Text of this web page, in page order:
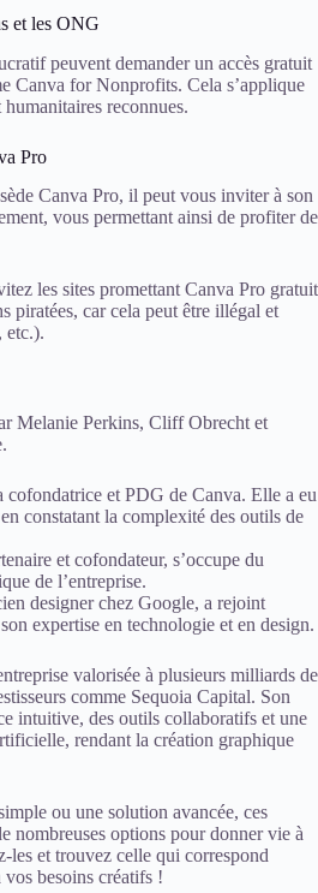
et les ONG
peuvent demander un accès gratuit
Canva for Nonprofits. Cela s’applique
reconnues.
Pro
Canva Pro, il peut vous inviter à son
vous permettant ainsi de profiter de
les sites promettant Canva Pro gratuit
piratées, car cela peut être illégal et
etc.).
Melanie Perkins, Cliff Obrecht et
cofondatrice et PDG de Canva. Elle a eu
constatant la complexité des outils de
et cofondateur, s’occupe du
de l’entreprise.
designer chez Google, a rejoint
expertise en technologie et en design.
valorisée à plusieurs milliards de
comme Sequoia Capital. Son
intuitive, des outils collaboratifs et une
rendant la création graphique
ou une solution avancée, ces
nombreuses options pour donner vie à
les et trouvez celle qui correspond
besoins créatifs !